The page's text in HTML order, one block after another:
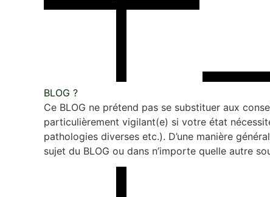
BLOG ?
Ce BLOG ne prétend pas se substituer aux
particulièrement vigilant(e) si votre état
pathologies diverses etc.). D’une manière
sujet du BLOG ou dans n’importe quelle autre